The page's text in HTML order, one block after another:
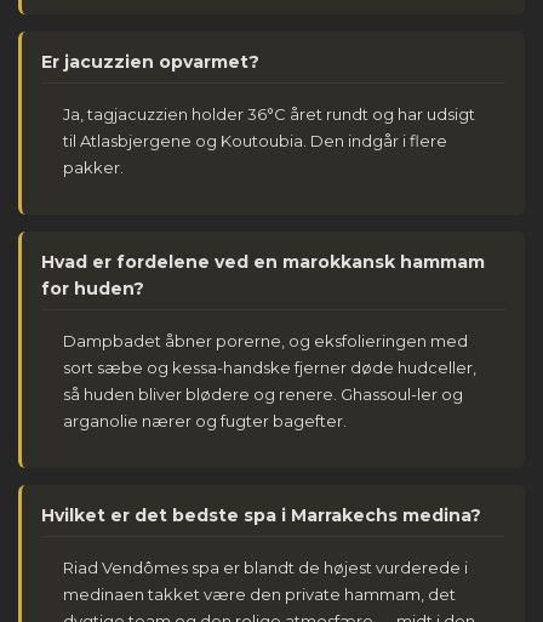
Er jacuzzien opvarmet?
Ja, tagjacuzzien holder 36°C året rundt og har udsigt
til Atlasbjergene og Koutoubia. Den indgår i flere
pakker.
Hvad er fordelene ved en marokkansk hammam
for huden?
Dampbadet åbner porerne, og eksfolieringen med
sort sæbe og kessa-handske fjerner døde hudceller,
så huden bliver blødere og renere. Ghassoul-ler og
arganolie nærer og fugter bagefter.
Hvilket er det bedste spa i Marrakechs medina?
Riad Vendômes spa er blandt de højest vurderede i
medinaen takket være den private hammam, det